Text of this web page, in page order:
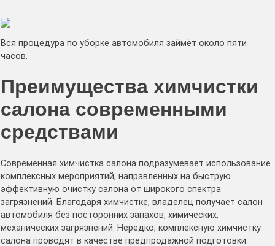
Вся процедура по уборке автомобиля займёт около пяти
часов.
Преимущества химчистки
салона современными
средствами
Современная химчистка салона подразумевает использование
комплексных мероприятий, направленных на быструю
эффективную очистку салона от широкого спектра
загрязнений. Благодаря химчистке, владелец получает салон
автомобиля без посторонних запахов, химических,
механических загрязнений. Нередко, комплексную химчистку
салона проводят в качестве предпродажной подготовки.